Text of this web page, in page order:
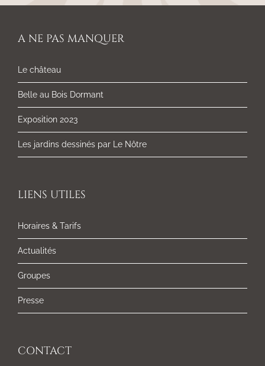
A NE PAS MANQUER
Le château
Belle au Bois Dormant
Exposition 2023
Les jardins dessinés par Le Nôtre
LIENS UTILES
Horaires & Tarifs
Actualités
Groupes
Presse
CONTACT